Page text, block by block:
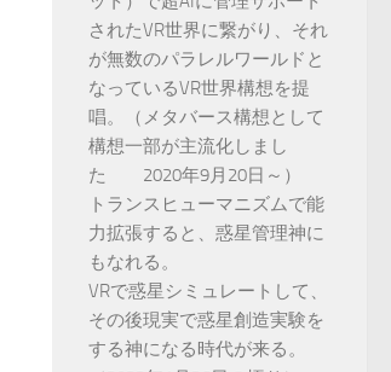
されたVR世界に繋がり、それ
が無数のパラレルワールドと
なっているVR世界構想を提
唱。（メタバース構想として
構想一部が主流化しまし
た 2020年9月20日～）
トランスヒューマニズムで能
力拡張すると、惑星管理神に
もなれる。
VRで惑星シミュレートして、
その後現実で惑星創造実験を
する神になる時代が来る。